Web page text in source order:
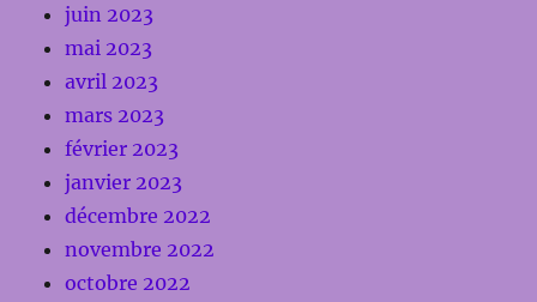
juin 2023
mai 2023
avril 2023
mars 2023
février 2023
janvier 2023
décembre 2022
novembre 2022
octobre 2022